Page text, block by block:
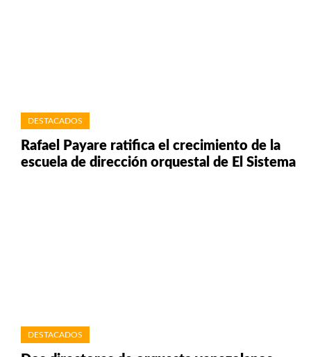
DESTACADOS
Rafael Payare ratifica el crecimiento de la
escuela de dirección orquestal de El Sistema
DESTACADOS